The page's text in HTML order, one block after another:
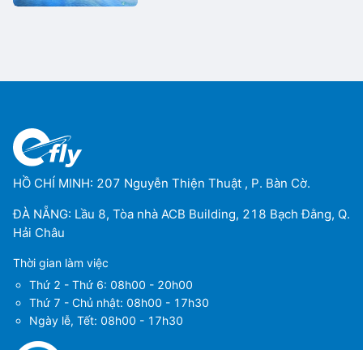
HỒ CHÍ MINH: 207 Nguyễn Thiện Thuật , P. Bàn Cờ.
ĐÀ NẴNG: Lầu 8, Tòa nhà ACB Building, 218 Bạch Đằng, Q.
Hải Châu
Thời gian làm việc
Thứ 2 - Thứ 6: 08h00 - 20h00
Thứ 7 - Chủ nhật: 08h00 - 17h30
Ngày lễ, Tết: 08h00 - 17h30